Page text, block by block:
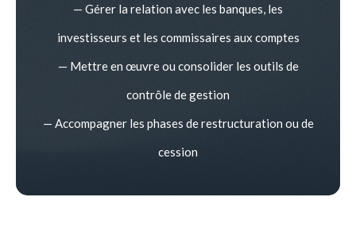
— Gérer la relation avec les banques, les
investisseurs et les commissaires aux comptes
— Mettre en œuvre ou consolider les outils de
contrôle de gestion
— Accompagner les phases de restructuration ou de
cession